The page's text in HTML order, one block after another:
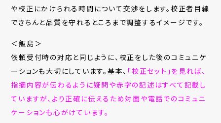
や校正にかけられる時間について交渉をします。校正者目線
できちんと品質を守れるところまで調整するイメージです。
＜飯島＞
依頼受付時の対応と同じように、校正をした後のコミュニケ
ーションも大切にしています。基本、 「校正セット」を見れば、
指摘内容が伝わるように疑問や赤字の記述はすべて記載し
ていますが、より正確に伝えるため対面や電話でのコミュニ
ケーションも心がけています。